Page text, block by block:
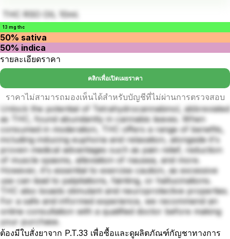
THC RSO OIL 10ml.
13 mg thc
50% sativa
50% indica
รายละเอียดราคา
คลิกเพื่อเปิดเผยราคา
ราคาไม่สามารถมองเห็นได้สำหรับบัญชีที่ไม่ผ่านการตรวจสอบ
Unlock the potential of Tetrahydrocannabinol, abbreviated
as THC, found abundantly in cannabis leaves. When
consumed in moderation, THC offers a range of benefits,
including inducing euphoria and relaxation, alongside it's
proven medical advantages such as pain relief, reduction
of muscle spasms, alleviation of nausea, and more.
However, it's essential to exercise caution, as excessive
use can lead to palpitations, fainting, or hallucinations.
THC also boasts stimulant and neuroprotective properties.
For a safe and informed experience, we recommend an
online consultation with a qualified doctor before making
your purchase.
ต้องมีใบสั่งยาจาก P.T.33 เพื่อซื้อและดูผลิตภัณฑ์กัญชาทางการ